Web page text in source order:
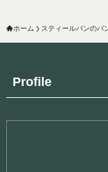
ホーム スティールパンのバ
Profile